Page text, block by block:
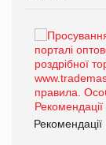
Рекомендації